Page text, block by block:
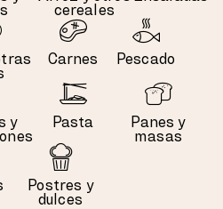
cereales
Carnes Pescado
y
Pasta
Panes y
masas
Postres y
dulces